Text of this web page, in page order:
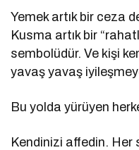
Yemek artık bir ceza
Kusma artık bir
sembolüdür. Ve kişi
yavaş yavaş
Bu yolda yürüyen
Kendinizi affedin. Her